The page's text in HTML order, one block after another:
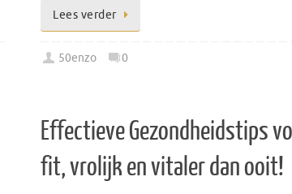
Lees verder
50enzo 0
Effectieve Gezondheidstips
fit, vrolijk en vitaler dan ooit!